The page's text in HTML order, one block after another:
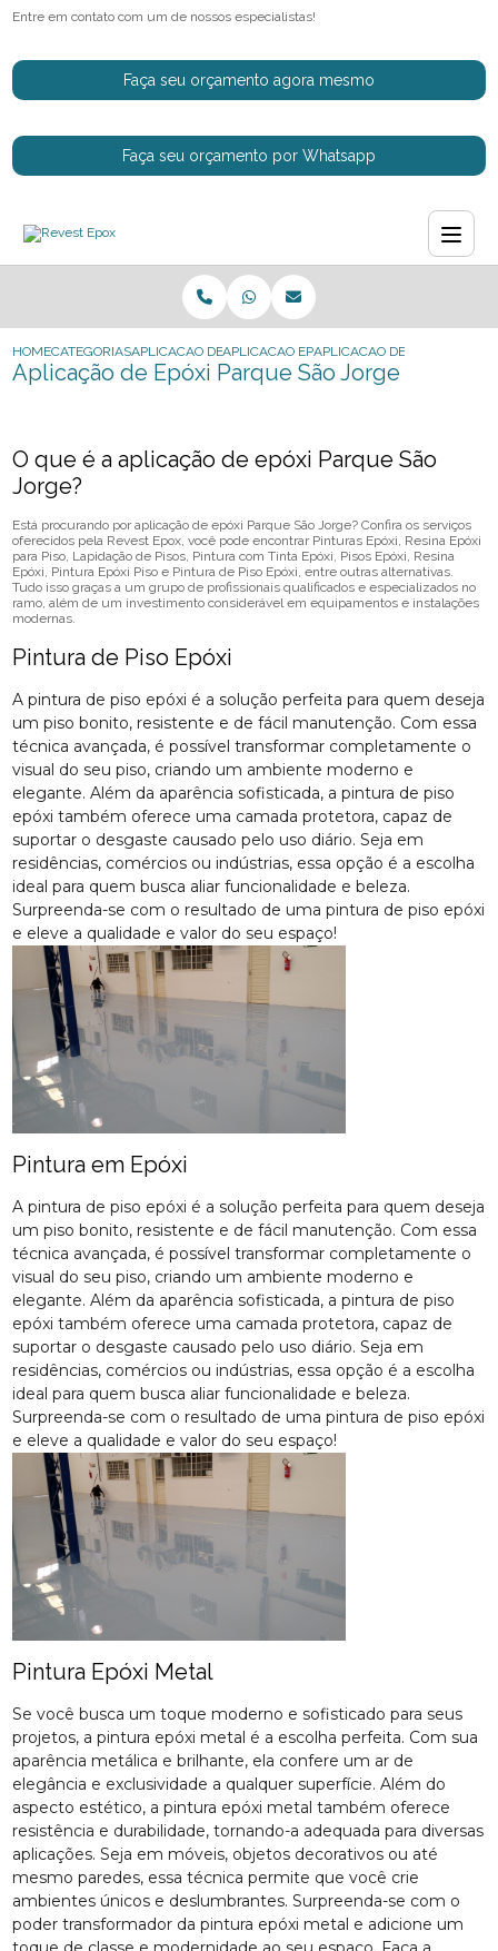
Entre em contato com um de nossos especialistas!
Faça seu orçamento agora mesmo
Faça seu orçamento por Whatsapp
HOMECATEGORIASAPLICACAO DE EPOXIAPLICACAO EPOXI PISO INDUSTRIAL
APLICACAO DE EPOXI
Aplicação de Epóxi Parque São Jorge
O que é a aplicação de epóxi Parque São
Jorge?
Está procurando por aplicação de epóxi Parque São Jorge? Confira os serviços
oferecidos pela Revest Epox, você pode encontrar Pinturas Epóxi, Resina Epóxi
para Piso, Lapidação de Pisos, Pintura com Tinta Epóxi, Pisos Epóxi, Resina
Epóxi, Pintura Epóxi Piso e Pintura de Piso Epóxi, entre outras alternativas.
Tudo isso graças a um grupo de profissionais qualificados e especializados no
ramo, além de um investimento considerável em equipamentos e instalações
modernas.
Pintura de Piso Epóxi
A pintura de piso epóxi é a solução perfeita para quem deseja
um piso bonito, resistente e de fácil manutenção. Com essa
técnica avançada, é possível transformar completamente o
visual do seu piso, criando um ambiente moderno e
elegante. Além da aparência sofisticada, a pintura de piso
epóxi também oferece uma camada protetora, capaz de
suportar o desgaste causado pelo uso diário. Seja em
residências, comércios ou indústrias, essa opção é a escolha
ideal para quem busca aliar funcionalidade e beleza.
Surpreenda-se com o resultado de uma pintura de piso epóxi
e eleve a qualidade e valor do seu espaço!
Pintura em Epóxi
A pintura de piso epóxi é a solução perfeita para quem deseja
um piso bonito, resistente e de fácil manutenção. Com essa
técnica avançada, é possível transformar completamente o
visual do seu piso, criando um ambiente moderno e
elegante. Além da aparência sofisticada, a pintura de piso
epóxi também oferece uma camada protetora, capaz de
suportar o desgaste causado pelo uso diário. Seja em
residências, comércios ou indústrias, essa opção é a escolha
ideal para quem busca aliar funcionalidade e beleza.
Surpreenda-se com o resultado de uma pintura de piso epóxi
e eleve a qualidade e valor do seu espaço!
Pintura Epóxi Metal
Se você busca um toque moderno e sofisticado para seus
projetos, a pintura epóxi metal é a escolha perfeita. Com sua
aparência metálica e brilhante, ela confere um ar de
elegância e exclusividade a qualquer superfície. Além do
aspecto estético, a pintura epóxi metal também oferece
resistência e durabilidade, tornando-a adequada para diversas
aplicações. Seja em móveis, objetos decorativos ou até
mesmo paredes, essa técnica permite que você crie
ambientes únicos e deslumbrantes. Surpreenda-se com o
poder transformador da pintura epóxi metal e adicione um